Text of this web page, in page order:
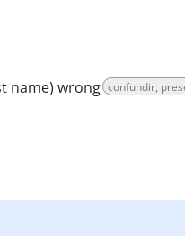
name) wrong confundir,